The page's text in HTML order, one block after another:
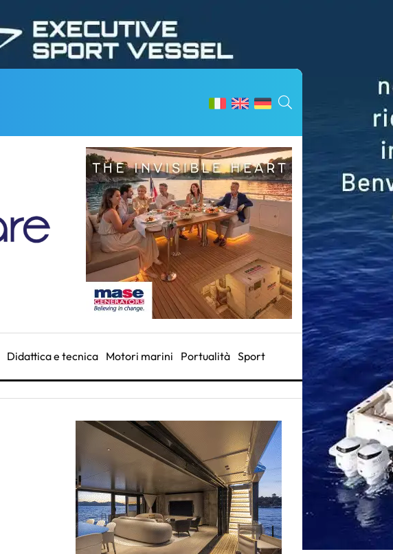
Didattica e tecnica Motori marini Portualità Sport